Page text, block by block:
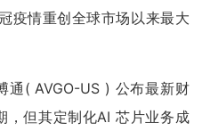
疫情重创全球市场以来最大
通( AVGO-US ) 公布最新财
，但其定制化AI 芯片业务成